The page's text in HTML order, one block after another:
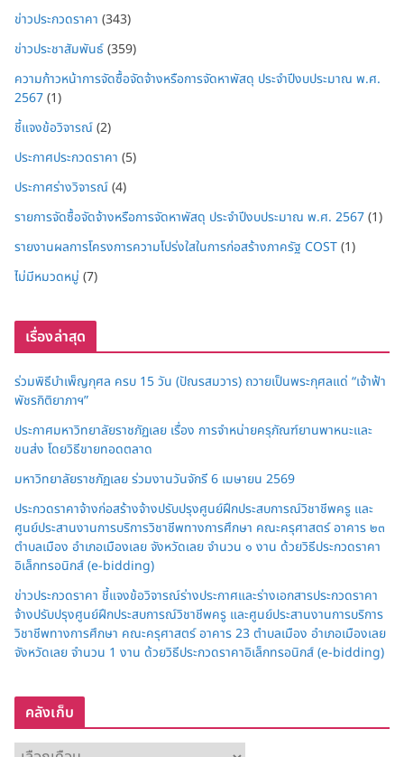
ข่าวประกวดราคา (343)
ข่าวประชาสัมพันธ์(359)
ความก้าวหน้าการจัดซื้อจัดจ้างหรือการจัดหาพัสดุ ประจำปีงบประมาณ พ.ศ.
2567(1)
ชี้แจงข้อวิจารณ์(2)
ประกาศประกวดราคา (5)
ประกาศร่างวิจารณ์(4)
รายการจัดซื้อจัดจ้างหรือการจัดหาพัสดุ ประจำปีงบประมาณ พ.ศ. 2567(1)
รายงานผลการโครงการความโปร่งใสในการก่อสร้างภาครัฐ COST(1)
ไม่มีหมวดหมู่ (7)
เรื่องล่าสุด
ร่วมพิธีบำเพ็ญกุศล ครบ 15 วัน (ปัณรสมวาร) ถวายเป็นพระกุศลแด่ “เจ้าฟ้า
พัชรกิติยาภาฯ”
ประกาศมหาวิทยาลัยราชภัฏเลย เรื่อง การจำหน่ายครุภัณฑ์ยานพาหนะและ
ขนส่ง โดยวิธีขายทอดตลาด
มหาวิทยาลัยราชภัฏเลย ร่วมงานวันจักรี 6 เมษายน 2569
ประกวดราคาจ้างก่อสร้างจ้างปรับปรุงศูนย์ฝึกประสบการณ์วิชาชีพครู และ
ศูนย์ประสานงานการบริการวิชาชีพทางการศึกษา คณะครุศาสตร์ อาคาร ๒๓
ตำบลเมือง อำเภอเมืองเลย จังหวัดเลย จำนวน ๑ งาน ด้วยวิธีประกวดราคา
อิเล็กทรอนิกส์ (e-bidding)
ข่าวประกวดราคา ชี้แจงข้อวิจารณ์ร่างประกาศและร่างเอกสารประกวดราคา
จ้างปรับปรุงศูนย์ฝึกประสบการณ์วิชาชีพครู และศูนย์ประสานงานการบริการ
วิชาชีพทางการศึกษา คณะครุศาสตร์ อาคาร 23 ตำบลเมือง อำเภอเมืองเลย
จังหวัดเลย จำนวน 1 งาน ด้วยวิธีประกวดราคาอิเล็กทรอนิกส์ (e-bidding)
คลังเก็บ